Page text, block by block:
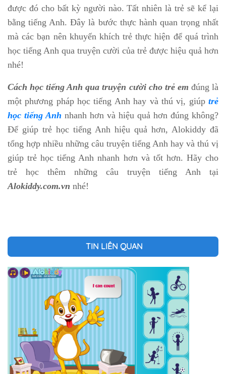
được đó cho bất kỳ người nào. Tất nhiên là trẻ sẽ kể lại
bằng tiếng Anh. Đây là bước thực hành quan trọng nhất
mà các bạn nên khuyến khích trẻ thực hiện để quá trình
học tiếng Anh qua truyện cười của trẻ được hiệu quả hơn
nhé!
Cách học tiếng Anh qua truyện cười cho trẻ em đúng là
một phương pháp học tiếng Anh hay và thú vị, giúp trẻ
học tiếng Anh nhanh hơn và hiệu quả hơn đúng không?
Để giúp trẻ học tiếng Anh hiệu quả hơn, Alokiddy đã
tổng hợp nhiều những câu truyện tiếng Anh hay và thú vị
giúp trẻ học tiếng Anh nhanh hơn và tốt hơn. Hãy cho
trẻ học thêm những câu truyện tiếng Anh tại
Alokiddy.com.vn nhé!
TIN LIÊN QUAN